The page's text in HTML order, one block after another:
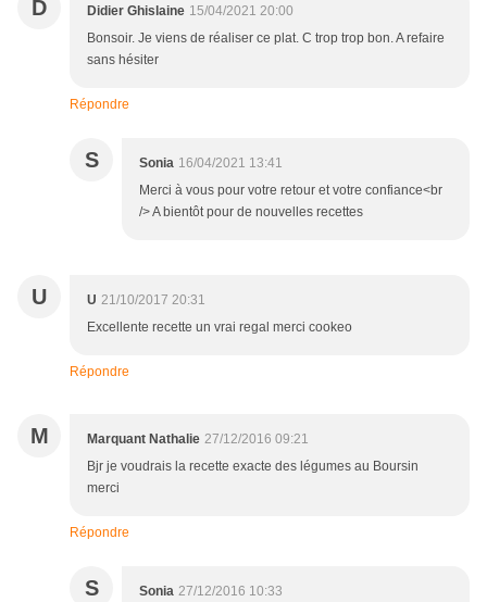
D Didier Ghislaine 15/04/2021 20:00
Bonsoir. Je viens de réaliser ce plat. C trop trop bon. A refaire
sans hésiter
Répondre
S Sonia 16/04/2021 13:41
Merci à vous pour votre retour et votre confiance<br
/> A bientôt pour de nouvelles recettes
U U 21/10/2017 20:31
Excellente recette un vrai regal merci cookeo
Répondre
M Marquant Nathalie 27/12/2016 09:21
Bjr je voudrais la recette exacte des légumes au Boursin
merci
Répondre
S Sonia 27/12/2016 10:33